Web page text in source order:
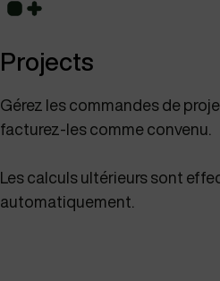
Projects
Gérez les commandes de
facturez-les comme convenu.
Les calculs ultérieurs sont
automatiquement.